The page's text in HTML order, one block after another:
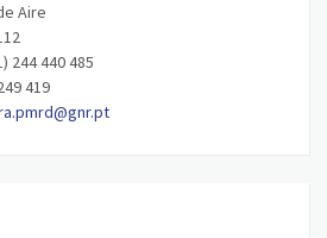
Aire
244 440 485
419